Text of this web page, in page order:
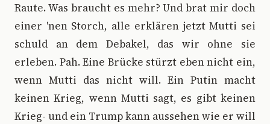
Raute. Was braucht es mehr? Und brat mir doch
einer 'nen Storch, alle erklären jetzt Mutti sei
schuld an dem Debakel, das wir ohne sie
erleben. Pah. Eine Brücke stürzt eben nicht ein,
wenn Mutti das nicht will. Ein Putin macht
keinen Krieg, wenn Mutti sagt, es gibt keinen
Krieg- und ein Trump kann aussehen wie er will